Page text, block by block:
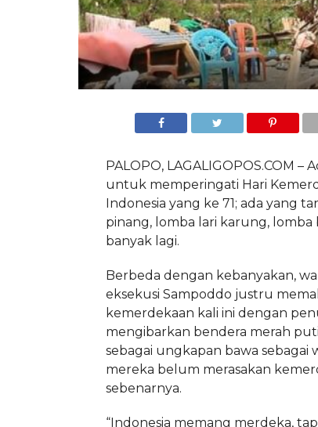
PALOPO, LAGALIGOPOS.COM –
untuk memperingati Hari
Indonesia yang ke 71; ada yang
pinang, lomba lari karung, lomba
banyak lagi.
Berbeda dengan kebanyakan,
eksekusi Sampoddo justru
kemerdekaan kali ini dengan
mengibarkan bendera merah
sebagai ungkapan bawa sebagai
mereka belum merasakan
sebenarnya.
“Indonesia memang merdeka,